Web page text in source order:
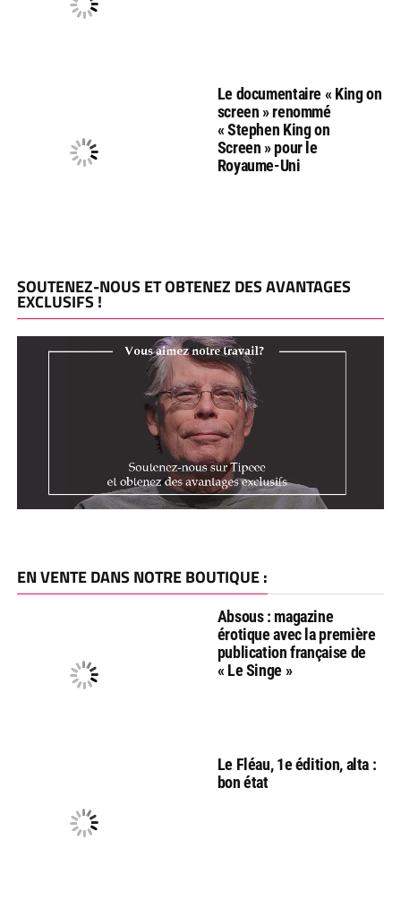
Le documentaire « King on
screen » renommé
« Stephen King on
Screen » pour le
Royaume-Uni
SOUTENEZ-NOUS ET OBTENEZ DES AVANTAGES
EXCLUSIFS !
EN VENTE DANS NOTRE BOUTIQUE :
Absous : magazine
érotique avec la première
publication française de
« Le Singe »
Le Fléau, 1e édition, alta :
bon état